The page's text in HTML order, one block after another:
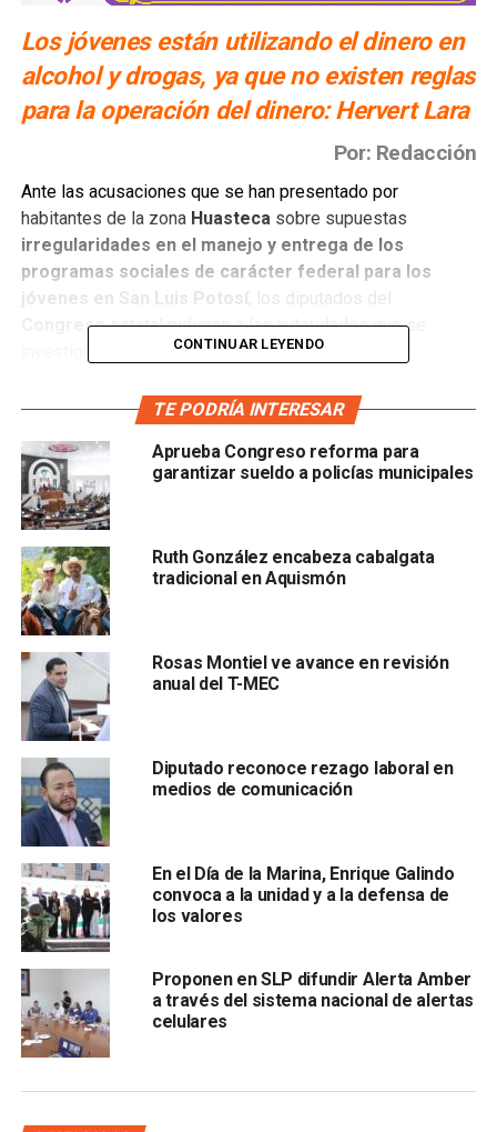
Los jóvenes están utilizando el dinero en
alcohol y drogas, ya que no existen reglas
para la operación del dinero: Hervert Lara
Por: Redacción
Ante las acusaciones que se han presentado por
habitantes de la zona Huasteca sobre supuestas
irregularidades en el manejo y entrega de los
programas sociales de carácter federal para los
jóvenes en San Luis Potosí, los diputados del
Congresoestatal pidieron a las autoridades que se
investiguen estos hechos.
Rolando Hervert Larareconoció que existen
algunos programas que no cuentan con la claridad en
las reglas de operación y distribución, y aseguró
tener conocimiento de que, en municipios de la zona
Huasteca, existen jóvenes que reciben apoyos de
programas sociales que son utilizados para fomentarles
el consumo de alcohol y drogas,pues insistió que no
existen reglas de operación que permitan garantizar su
ingreso a empleos o educación para los adolescentes.
Lamentó que la falta de claridad en la ejecución de los
programas federalesesté generando prácticas
clientelares que no solucionan de fondo los
problemas que se enfrentan en la sociedad
tanto, reiteró el llamado para que se denuncie toda
práctica de corrupción que se genera con las
irregularidades que se cometen en la entrega y
seguimiento de los apoyos a los beneficiarios.
Por su parte, la diputadaLaura Patricia Silva Celis
CONTINUAR LEYENDO
TE PODRÍA INTERESAR
Aprueba Congreso reforma para
garantizar sueldo a policías municipales
Ruth González encabeza cabalgata
tradicional en Aquismón
Rosas Montiel ve avance en revisión
anual del T-MEC
Diputado reconoce rezago laboral en
medios de comunicación
En el Día de la Marina, Enrique Galindo
convoca a la unidad y a la defensa de
los valores
Proponen en SLP difundir Alerta Amber
a través del sistema nacional de alertas
celulares